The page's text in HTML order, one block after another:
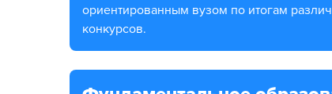
ориентированным вузом по итогам
конкурсов.